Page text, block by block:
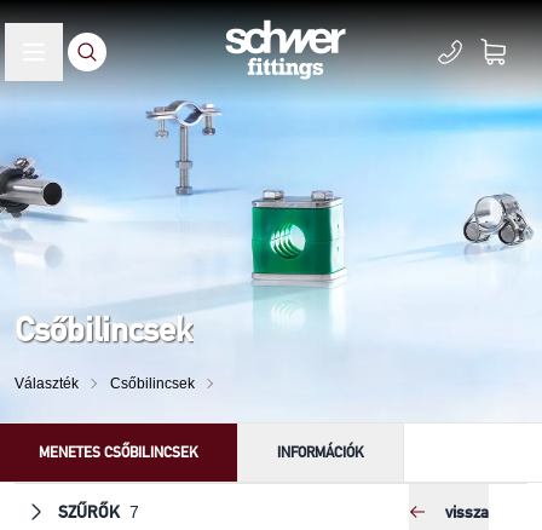
Csőbilincsek
Választék Csőbilincsek
MENETES CSŐBILINCSEK INFORMÁCIÓK
SZŰRŐK 7 vissza